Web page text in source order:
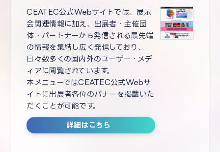
CEATEC公式Webサイトでは、展示
会関連情報に加え、出展者・主催団
体・パートナーから発信される最先端
の情報を集結し広く発信しており、
日々数多くの国内外のユーザー・メデ
ィアに閲覧されています。
本メニューではCEATEC公式Webサ
イトに出展者各位のバナーを掲載いた
だくことが可能です。
詳細はこちら